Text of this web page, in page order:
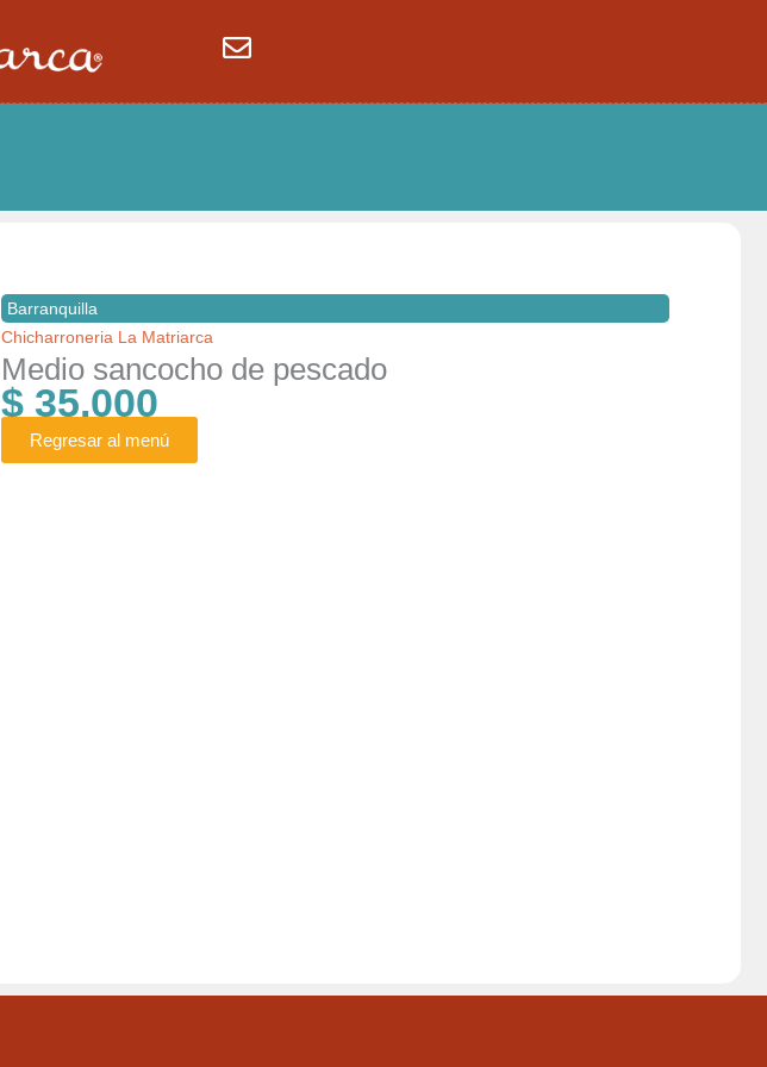
Barranquilla
Chicharroneria La Matriarca
Medio sancocho de pescado
$ 35.000
Regresar al menú